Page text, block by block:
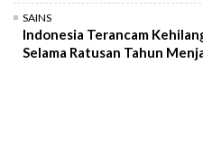
SAINS
Indonesia Terancam
Selama Ratusan Tahun